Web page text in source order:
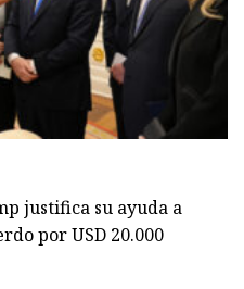
justifica su ayuda a
por USD 20.000